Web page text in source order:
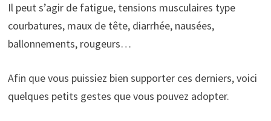
Il peut s’agir de fatigue, tensions musculaires type
courbatures, maux de tête, diarrhée, nausées,
ballonnements, rougeurs…
Afin que vous puissiez bien supporter ces derniers, voici
quelques petits gestes que vous pouvez adopter.